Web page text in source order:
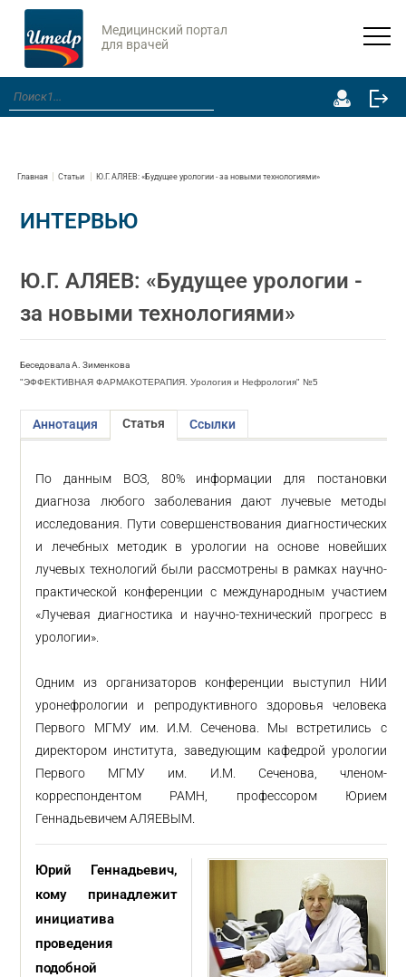
Медицинский портал
для врачей
Главная Статьи Ю.Г. АЛЯЕВ: «Будущее урологии - за новыми технологиями»
ИНТЕРВЬЮ
Ю.Г. АЛЯЕВ: «Будущее урологии -
за новыми технологиями»
Беседовала А. Зименкова
"ЭФФЕКТИВНАЯ ФАРМАКОТЕРАПИЯ. Урология и Нефрология" №5
Аннотация Статья Ссылки
По данным ВОЗ, 80% информации для постановки
диагноза любого заболевания дают лучевые методы
исследования. Пути совершенствования диагностических
и лечебных методик в урологии на основе новейших
лучевых технологий были рассмотрены в рамках научно-
практической конференции с международным участием
«Лучевая диагностика и научно-технический прогресс в
урологии».
Одним из организаторов конференции выступил НИИ
уронефрологии и репродуктивного здоровья человека
Первого МГМУ им. И.М. Сеченова. Мы встретились с
директором института, заведующим кафедрой урологии
Первого МГМУ им. И.М. Сеченова, членом-
корреспондентом РАМН, профессором Юрием
Геннадьевичем АЛЯЕВЫМ.
Юрий Геннадьевич,
кому принадлежит
инициатива
проведения
подобной